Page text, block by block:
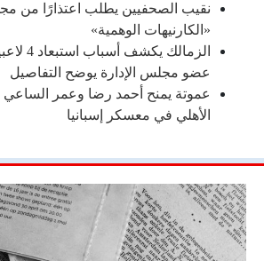
نقيب الصحفيين يطلب اعتذارًا من
«الكارنيهات الوهمية»
الزمالك
عضو مجلس الإدارة يوضح التفاصيل
عموتة يمنح أحمد رضا وعمر
الأهلي في معسكر إسبانيا